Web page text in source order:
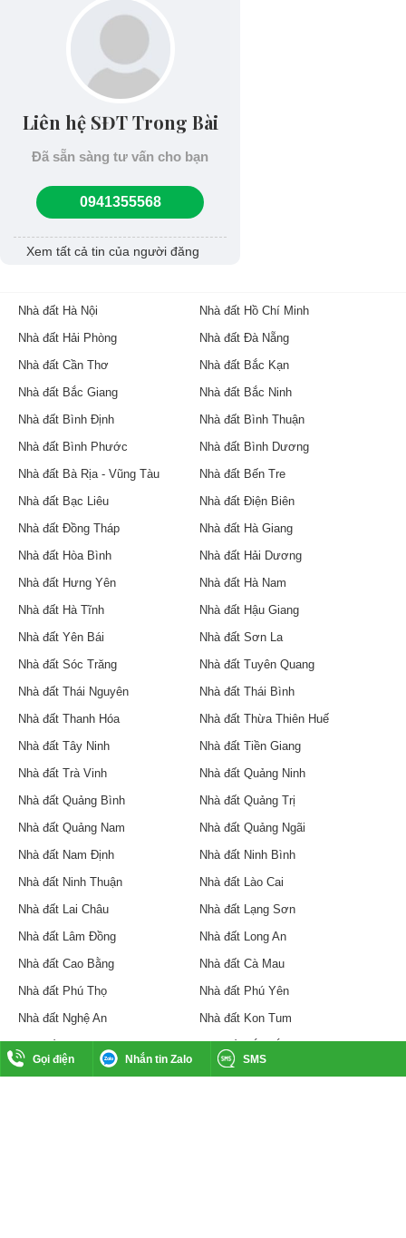
Liên hệ SĐT Trong Bài
Đã sẵn sàng tư vấn cho bạn
0941355568
Xem tất cả tin của người đăng
Gọi điện Nhắn tin Zalo SMS
Nhà đất Hà Nội
Nhà đất Hồ Chí Minh
Nhà đất Hải Phòng
Nhà đất Đà Nẵng
Nhà đất Cần Thơ
Nhà đất Bắc Kạn
Nhà đất Bắc Giang
Nhà đất Bắc Ninh
Nhà đất Bình Định
Nhà đất Bình Thuận
Nhà đất Bình Phước
Nhà đất Bình Dương
Nhà đất Bà Rịa - Vũng Tàu
Nhà đất Bến Tre
Nhà đất Bạc Liêu
Nhà đất Điện Biên
Nhà đất Đồng Tháp
Nhà đất Hà Giang
Nhà đất Hòa Bình
Nhà đất Hải Dương
Nhà đất Hưng Yên
Nhà đất Hà Nam
Nhà đất Hà Tĩnh
Nhà đất Hậu Giang
Nhà đất Yên Bái
Nhà đất Sơn La
Nhà đất Sóc Trăng
Nhà đất Tuyên Quang
Nhà đất Thái Nguyên
Nhà đất Thái Bình
Nhà đất Thanh Hóa
Nhà đất Thừa Thiên Huế
Nhà đất Tây Ninh
Nhà đất Tiền Giang
Nhà đất Trà Vinh
Nhà đất Quảng Ninh
Nhà đất Quảng Bình
Nhà đất Quảng Trị
Nhà đất Quảng Nam
Nhà đất Quảng Ngãi
Nhà đất Nam Định
Nhà đất Ninh Bình
Nhà đất Ninh Thuận
Nhà đất Lào Cai
Nhà đất Lai Châu
Nhà đất Lạng Sơn
Nhà đất Lâm Đồng
Nhà đất Long An
Nhà đất Cao Bằng
Nhà đất Cà Mau
Nhà đất Phú Thọ
Nhà đất Phú Yên
Nhà đất Nghệ An
Nhà đất Kon Tum
Nhà đất Gia Lai
Nhà đất Đắk Lắk